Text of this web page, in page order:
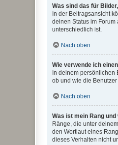
Was sind das für
In der Beitragsansicht
deinen Status im
unterschiedlich ist.
Nach oben
Wie verwende ich
In deinem persönlichen
ob und wie die
Nach oben
Was ist mein Rang
Ränge, die unter
den Wortlaut eines
dieses Verhalten nicht